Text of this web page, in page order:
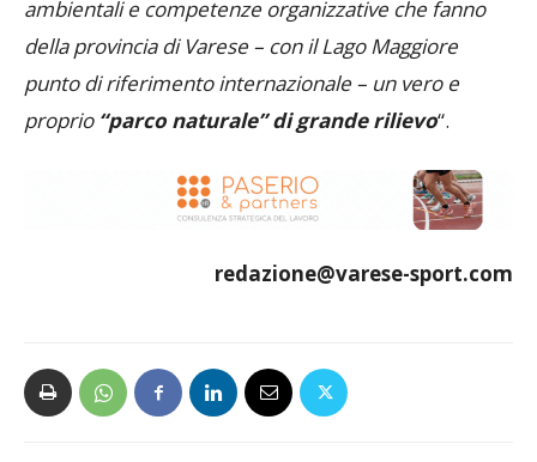
ambientali e competenze organizzative che fanno
della provincia di Varese – con il Lago Maggiore
punto di riferimento internazionale – un vero e
proprio “parco naturale” di grande rilievo“.
redazione@varese-sport.com